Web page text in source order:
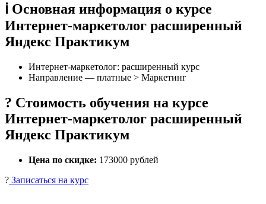
ℹ️ Основная информация о курсе
Интернет-маркетолог расширенный
Яндекс Практикум
Интернет-маркетолог: расширенный курс
Направление — платные > Маркетинг
? Стоимость обучения на курсе
Интернет-маркетолог расширенный
Яндекс Практикум
Цена по скидке: 173000 рублей
? Записаться на курс